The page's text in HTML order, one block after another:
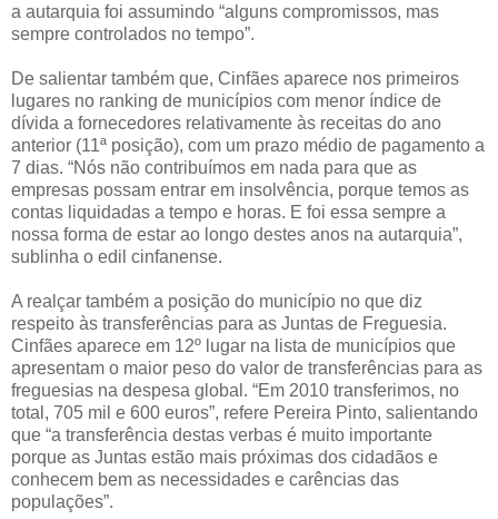
a autarquia foi assumindo “alguns compromissos, mas
sempre controlados no tempo”.
De salientar também que, Cinfães aparece nos primeiros
lugares no ranking de municípios com menor índice de
dívida a fornecedores relativamente às receitas do ano
anterior (11ª posição), com um prazo médio de pagamento a
7 dias. “Nós não contribuímos em nada para que as
empresas possam entrar em insolvência, porque temos as
contas liquidadas a tempo e horas. E foi essa sempre a
nossa forma de estar ao longo destes anos na autarquia”,
sublinha o edil cinfanense.
A realçar também a posição do município no que diz
respeito às transferências para as Juntas de Freguesia.
Cinfães aparece em 12º lugar na lista de municípios que
apresentam o maior peso do valor de transferências para as
freguesias na despesa global. “Em 2010 transferimos, no
total, 705 mil e 600 euros”, refere Pereira Pinto, salientando
que “a transferência destas verbas é muito importante
porque as Juntas estão mais próximas dos cidadãos e
conhecem bem as necessidades e carências das
populações”.